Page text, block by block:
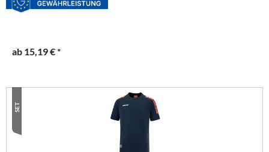
ab 15,19 € *
SET